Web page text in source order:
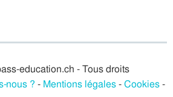
education.ch - Tous droits
nous ? - Mentions légales-Cookies-